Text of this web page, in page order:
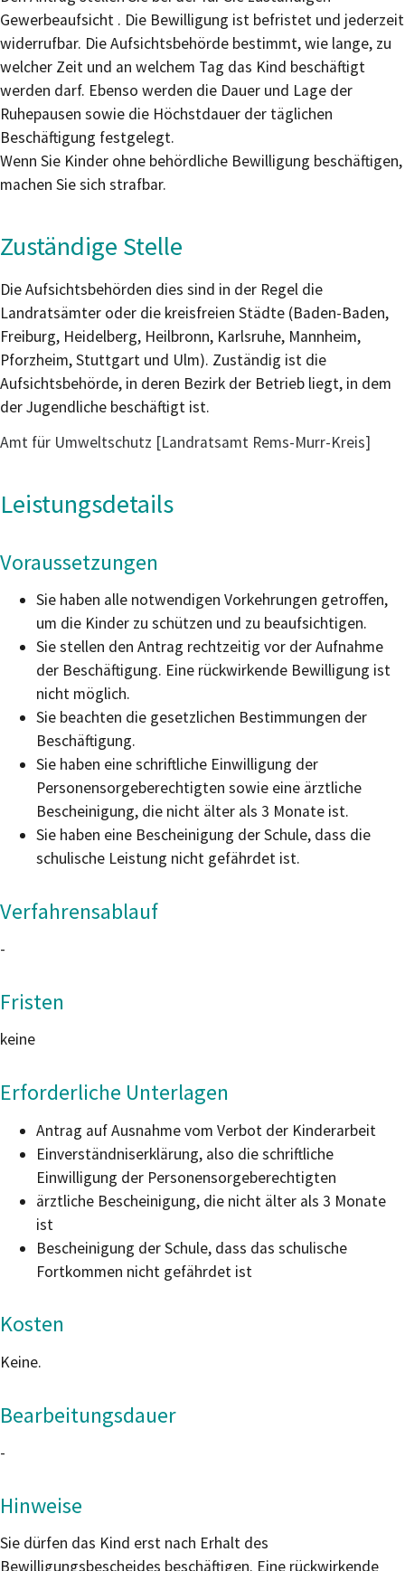
Gewerbeaufsicht . Die Bewilligung ist befristet und jederzeit
widerrufbar. Die Aufsichtsbehörde bestimmt, wie lange, zu
welcher Zeit und an welchem Tag das Kind beschäftigt
werden darf. Ebenso werden die Dauer und Lage der
Ruhepausen sowie die Höchstdauer der täglichen
Beschäftigung festgelegt.
Wenn Sie Kinder ohne behördliche Bewilligung beschäftigen,
machen Sie sich strafbar.
Zuständige Stelle
Die Aufsichtsbehörden dies sind in der Regel die
Landratsämter oder die kreisfreien Städte (Baden-Baden,
Freiburg, Heidelberg, Heilbronn, Karlsruhe, Mannheim,
Pforzheim, Stuttgart und Ulm). Zuständig ist die
Aufsichtsbehörde, in deren Bezirk der Betrieb liegt, in dem
der Jugendliche beschäftigt ist.
Amt für Umweltschutz [Landratsamt Rems-Murr-Kreis]
Leistungsdetails
Voraussetzungen
Sie haben alle notwendigen Vorkehrungen getroffen,
um die Kinder zu schützen und zu beaufsichtigen.
Sie stellen den Antrag rechtzeitig vor der Aufnahme
der Beschäftigung. Eine rückwirkende Bewilligung ist
nicht möglich.
Sie beachten die gesetzlichen Bestimmungen der
Beschäftigung.
Sie haben eine schriftliche Einwilligung der
Personensorgeberechtigten sowie eine ärztliche
Bescheinigung, die nicht älter als 3 Monate ist.
Sie haben eine Bescheinigung der Schule, dass die
schulische Leistung nicht gefährdet ist.
Verfahrensablauf
-
Fristen
keine
Erforderliche Unterlagen
Antrag auf Ausnahme vom Verbot der Kinderarbeit
Einverständniserklärung, also die schriftliche
Einwilligung der Personensorgeberechtigten
ärztliche Bescheinigung, die nicht älter als 3 Monate
ist
Bescheinigung der Schule, dass das schulische
Fortkommen nicht gefährdet ist
Kosten
Keine.
Bearbeitungsdauer
-
Hinweise
Sie dürfen das Kind erst nach Erhalt des
Bewilligungsbescheides beschäftigen. Eine rückwirkende